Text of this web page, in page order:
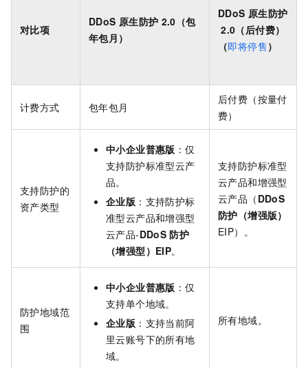
对比项
DDoS 原生防护 2.0（包
年包月）
DDoS 原生防护
2.0（后付费）
（即将停售）
计费方式 包年包月
后付费（按量付
费）
支持防护的
资产类型
中小企业普惠版 ：仅
支持防护标准型云产
品。
企业版 ：支持防护标
准型云产品和增强型
云产品-DDoS 防护
（增强型）EIP。
支持防护标准型
云产品和增强型
云产品（ DDoS
防护（增强版）
EIP）。
防护地域范
围
中小企业普惠版 ：仅
支持单个地域。
企业版 ：支持当前阿
里云账号下的所有地
域。
所有地域。